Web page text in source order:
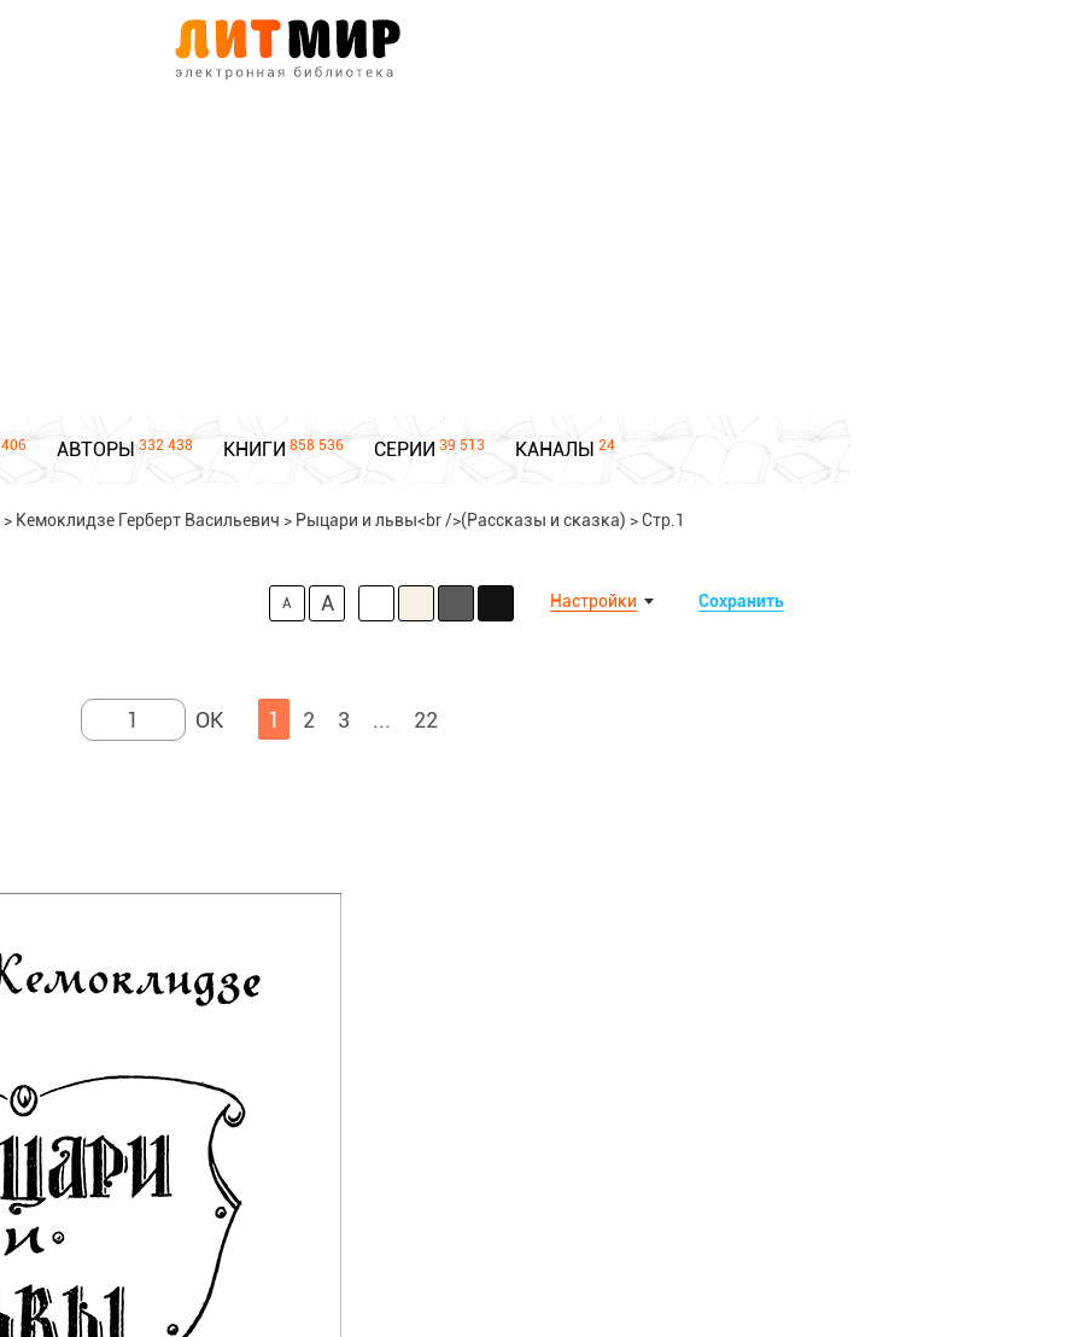
406 АВТОРЫ 332 438 КНИГИ 858 536 СЕРИИ 39 513 КАНАЛЫ 24
> Кемоклидзе Герберт Васильевич > Рыцари и львы<br />(Рассказы и сказка) >Стр.1
Сохранить
Настройки
A A
1 2 3 ... 22